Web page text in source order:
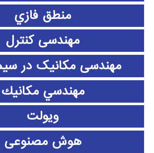
منطق فازي
مهندسی کنترل
مهندسی مکانیک در
مهندسي مكانيك
ویولت
هوش مصنوعی